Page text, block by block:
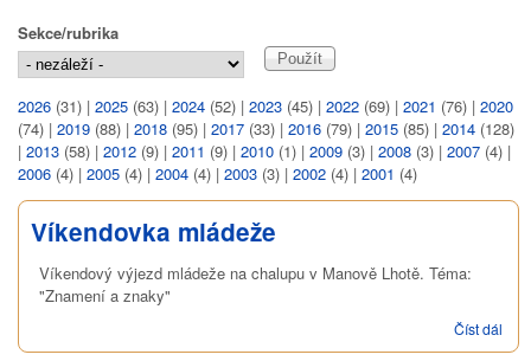
Sekce/rubrika
2026 (31) | 2025 (63) | 2024 (52) | 2023 (45) | 2022 (69) | 2021 (76) | 2020
(74) | 2019 (88) | 2018 (95) | 2017 (33) | 2016 (79) | 2015 (85) | 2014 (128)
| 2013 (58) | 2012 (9) | 2011 (9) | 2010 (1) | 2009 (3) | 2008 (3) | 2007 (4) |
2006 (4) | 2005 (4) | 2004 (4) | 2003 (3) | 2002 (4) | 2001 (4)
Víkendovka mládeže
Víkendový výjezd mládeže na chalupu v Manově Lhotě. Téma:
"Znamení a znaky"
Číst dál